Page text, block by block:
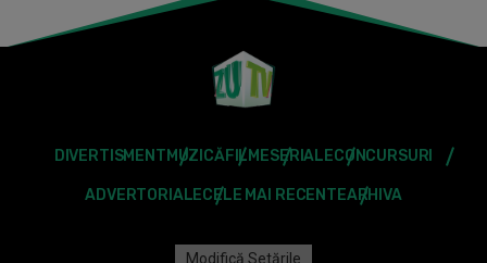
DIVERTISMENT MUZICĂFILMESERIALECONCURSURI
ADVERTORIALECELE MAI RECENTEARHIVA
Modifică Setările